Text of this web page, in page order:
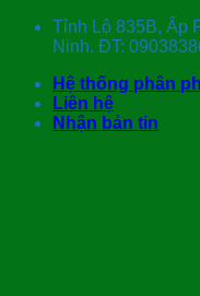
Skip
Tỉnh Lộ 835B, Ấp
Ninh. ĐT:
Hệ thống phân
Liên hệ
Nhận bản tin